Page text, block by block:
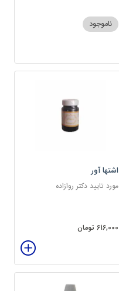
ناموجود
اشتها آور
مورد تایید دکتر روازاده
616,000 تومان